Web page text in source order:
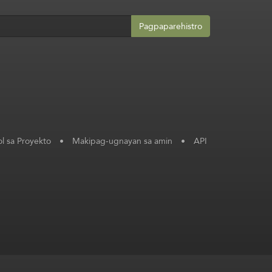
Pagpaparehistro
sa Proyekto • Makipag-ugnayan sa amin • API